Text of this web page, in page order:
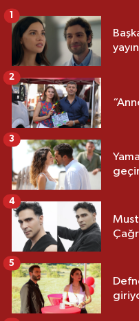
1
2
3
4
5